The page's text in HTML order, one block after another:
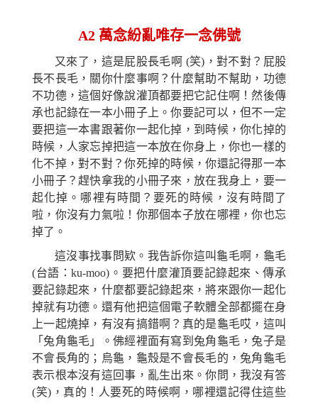
A2萬念紛亂唯存一念佛號
又來了，這是屁股長毛啊 (笑)，對不對？屁股
長不長毛，關你什麼事啊？什麼幫助不幫助，功德
不功德，這個好像說灌頂都要把它記住啊！然後傳
承也記錄在一本小冊子上。你要記可以，但不一定
要把這一本書跟著你一起化掉，到時候，你化掉的
時候，人家忘掉把這一本放在你身上，你也一樣的
化不掉，對不對？你死掉的時候，你還記得那一本
小冊子？趕快拿我的小冊子來，放在我身上，要一
起化掉。哪裡有時間？要死的時候，沒有時間了
啦，你沒有力氣啦！你那個本子放在哪裡，你也忘
掉了。
這沒事找事問欵。 我告訴你這叫龜毛啊，龜毛
(台語 ：ku-moo)。要把什麼灌頂要記錄起來、傳承
要記錄起來，什麼都要記錄起來，將來跟你一起化
掉就有功德。還有他把這個電子軟體全部都擺在身
上一起燒掉，有沒有搞錯啊？真的是龜毛哎，這叫
「兔角龜毛」。佛經裡面有寫到兔角龜毛，兔子是
不會長角的；烏龜，龜殼是不會長毛的，兔角龜毛
表示根本沒有這回事，亂生出來。你問，我沒有答
(笑) ，真的！人要死的時候啊， 哪裡還記得住這些